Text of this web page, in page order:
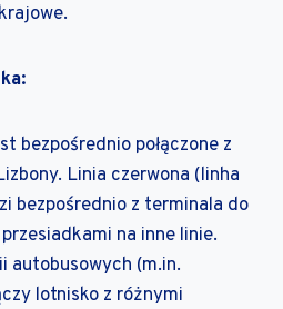
bezpośrednio połączone z
Linia czerwona (linha
bezpośrednio z terminala do
na inne linie.
autobusowych (m.in.
lotnisko z różnymi